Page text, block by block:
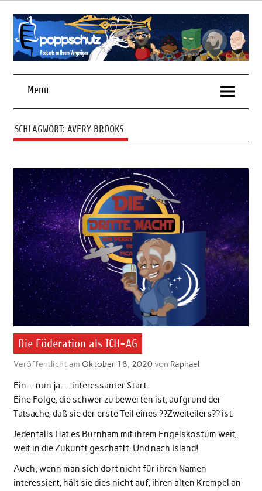
Skip
contentPodcasts zu Ihrem Vergnügen
Menü
SCHLAGWORT: AVERY BROOKS
Die Föderation als ICH-AG
Veröffentlicht am Oktober 18, 2020von Raphael
Ein… nun ja…. interessanter Start.
Eine Folge, die schwer zu bewerten ist, aufgrund der
Tatsache, daß sie der erste Teil eines ??Zweiteilers?? ist.
Jedenfalls Hat es Burnham mit ihrem Engelskostüm weit,
weit in die Zukunft geschafft. Und nach Island!
Auch, wenn man sich dort nicht für ihren Namen
interessiert, hält sie dies nicht auf, ihren alten Krempel an